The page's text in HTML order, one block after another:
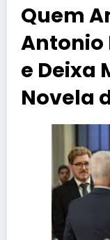
Quem
Antonio
e Deixa
Novela